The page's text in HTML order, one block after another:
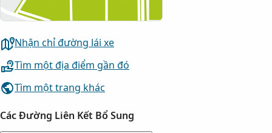
Nhận chỉ đường lái xe
Tìm một địa điểm gần đó
Tìm một trang khác
Các Đường Liên Kết Bổ Sung